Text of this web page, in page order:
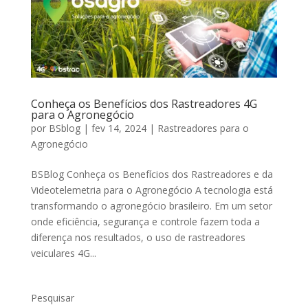
Conheça os Benefícios dos Rastreadores 4G
para o Agronegócio
por BSblog| fev 14, 2024| Rastreadores para o
Agronegócio
BSBlog Conheça os Benefícios dos Rastreadores e da
Videotelemetria para o Agronegócio A tecnologia está
transformando o agronegócio brasileiro. Em um setor
onde eficiência, segurança e controle fazem toda a
diferença nos resultados, o uso de rastreadores
veiculares 4G...
Pesquisar